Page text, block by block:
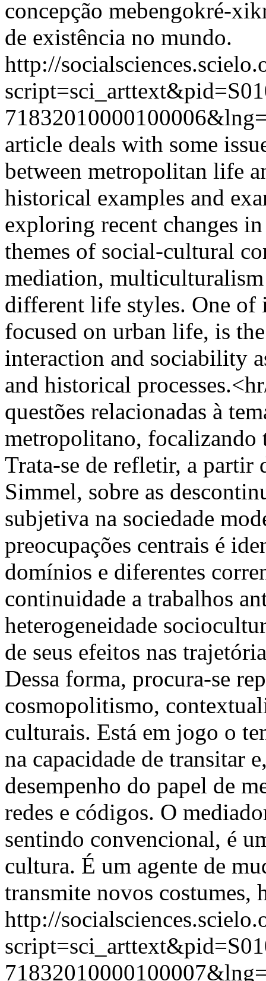
concepção mebengokré-
de existência no mundo.
http://
article deals with some
between metropolitan life
historical examples and
exploring recent changes
themes of social-cultural
mediation,
different life styles. One of
focused on urban life, is
interaction and sociability
and historical
questões relacionadas à
metropolitano, focalizando
Trata-se de refletir, a partir
Simmel, sobre as
subjetiva na sociedade
preocupações centrais é
domínios e diferentes
continuidade a trabalhos
heterogeneidade
de seus efeitos nas
Dessa forma, procura-se
cosmopolitismo,
culturais. Está em jogo o
na capacidade de transitar
desempenho do papel de
redes e códigos. O
sentindo convencional, é
cultura. É um agente de
transmite novos costumes,
http://